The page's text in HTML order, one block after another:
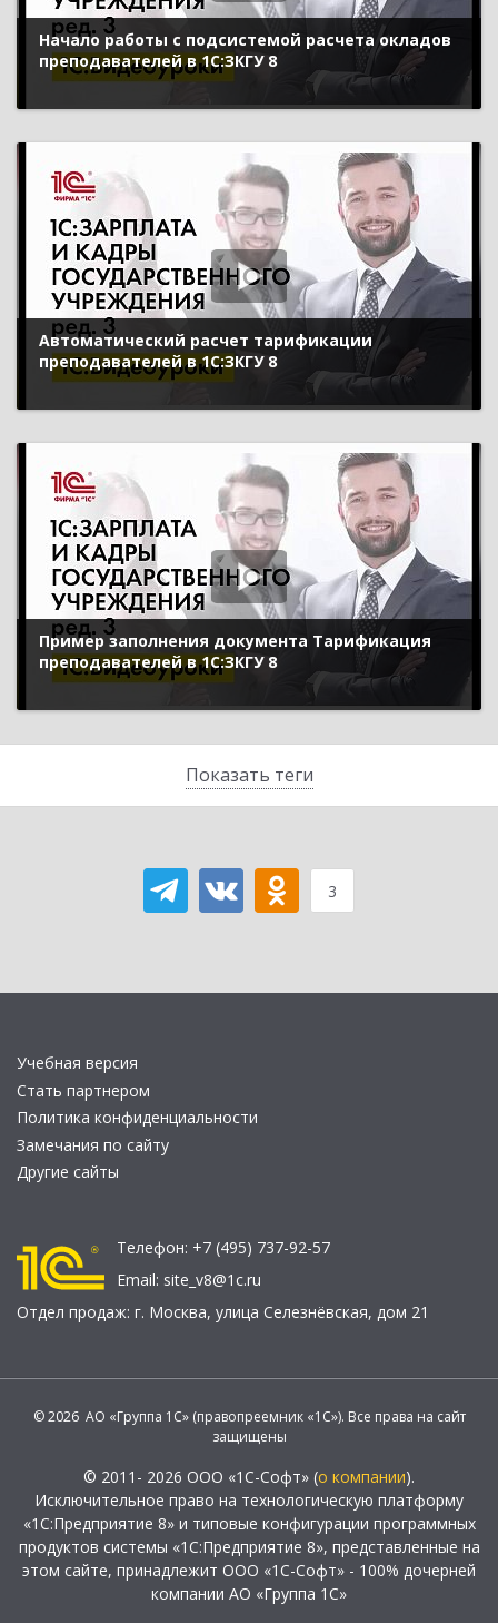
Показать теги
Начало работы с подсистемой расчета окладов
преподавателей в 1С:ЗКГУ 8
Автоматический расчет тарификации
преподавателей в 1С:ЗКГУ 8
Пример заполнения документа Тарификация
преподавателей в 1С:ЗКГУ 8
3
Учебная версия
Стать партнером
Политика конфиденциальности
Замечания по сайту
Другие сайты
Телефон: +7 (495) 737-92-57
Email: site_v8@1c.ru
Отдел продаж: г. Москва, улица Селезнёвская, дом 21
© 2026 АО «Группа 1С» (правопреемник «1С»). Все права на сайт
защищены
© 2011- 2026 ООО «1С-Софт» (о компании).
Исключительное право на технологическую платформу
«1С:Предприятие 8» и типовые конфигурации программных
продуктов системы «1С:Предприятие 8», представленные на
этом сайте, принадлежит ООО «1С-Софт» - 100% дочерней
компании АО «Группа 1С»